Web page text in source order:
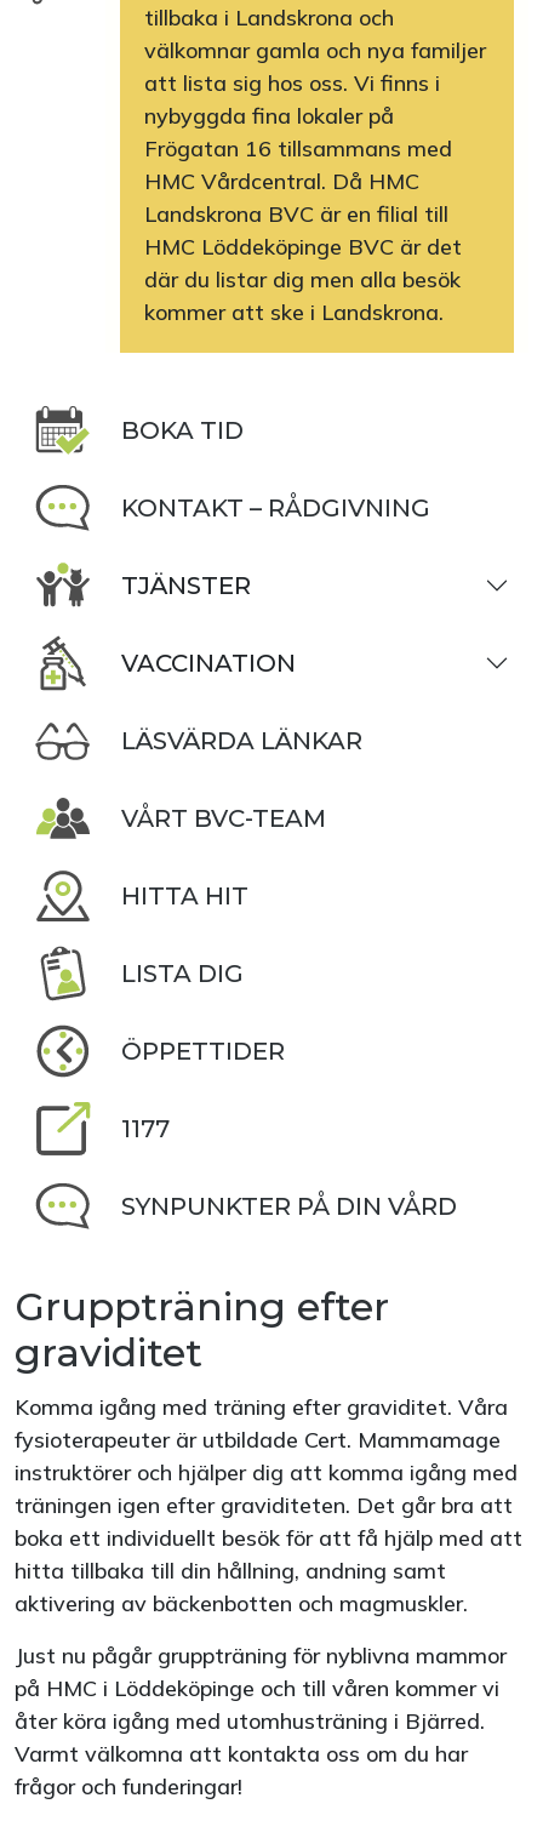
tillbaka i Landskrona och
välkomnar gamla och nya familjer
att lista sig hos oss. Vi finns i
nybyggda fina lokaler på
Frögatan 16 tillsammans med
HMC Vårdcentral. Då HMC
Landskrona BVC är en filial till
HMC Löddeköpinge BVC är det
där du listar dig men alla besök
kommer att ske i Landskrona.
BOKA TID
KONTAKT – RÅDGIVNING
TJÄNSTER
VACCINATION
LÄSVÄRDA LÄNKAR
VÅRT BVC-TEAM
HITTA HIT
LISTA DIG
ÖPPETTIDER
1177
SYNPUNKTER PÅ DIN VÅRD
Gruppträning efter
graviditet
Komma igång med träning efter graviditet. Våra
fysioterapeuter är utbildade Cert. Mammamage
instruktörer och hjälper dig att komma igång med
träningen igen efter graviditeten. Det går bra att
boka ett individuellt besök för att få hjälp med att
hitta tillbaka till din hållning, andning samt
aktivering av bäckenbotten och magmuskler.
Just nu pågår gruppträning för nyblivna mammor
på HMC i Löddeköpinge och till våren kommer vi
åter köra igång med utomhusträning i Bjärred.
Varmt välkomna att kontakta oss om du har
frågor och funderingar!